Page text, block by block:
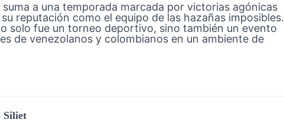
a una temporada marcada por victorias agónicas
reputación como el equipo de las hazañas imposibles.
solo fue un torneo deportivo, sino también un evento
de venezolanos y colombianos en un ambiente de
Siliet